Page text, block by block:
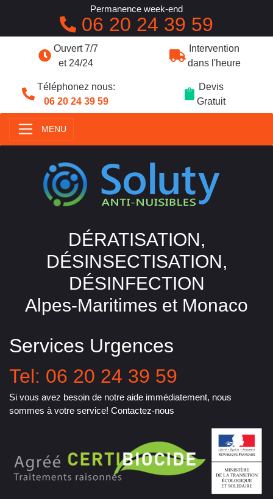
Ouvert 7/7
et 24/24
Intervention
dans l'heure
Téléphonez nous:
06 20 24 39 59
Devis
Gratuit
MENU
DÉRATISATION,
DÉSINSECTISATION,
DÉSINFECTION
Alpes-Maritimes et Monaco
Services Urgences
Tel: 06 20 24 39 59
Si vous avez besoin de notre aide immédiatement, nous
sommes à votre service! Contactez-nous
Permanence week-end
06 20 24 39 59